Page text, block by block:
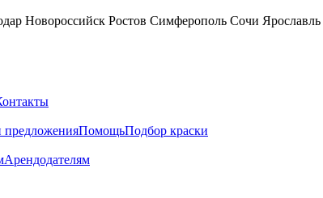
Новороссийск Ростов Симферополь Сочи Ярославль
ПомощьПодбор краски
Арендодателям